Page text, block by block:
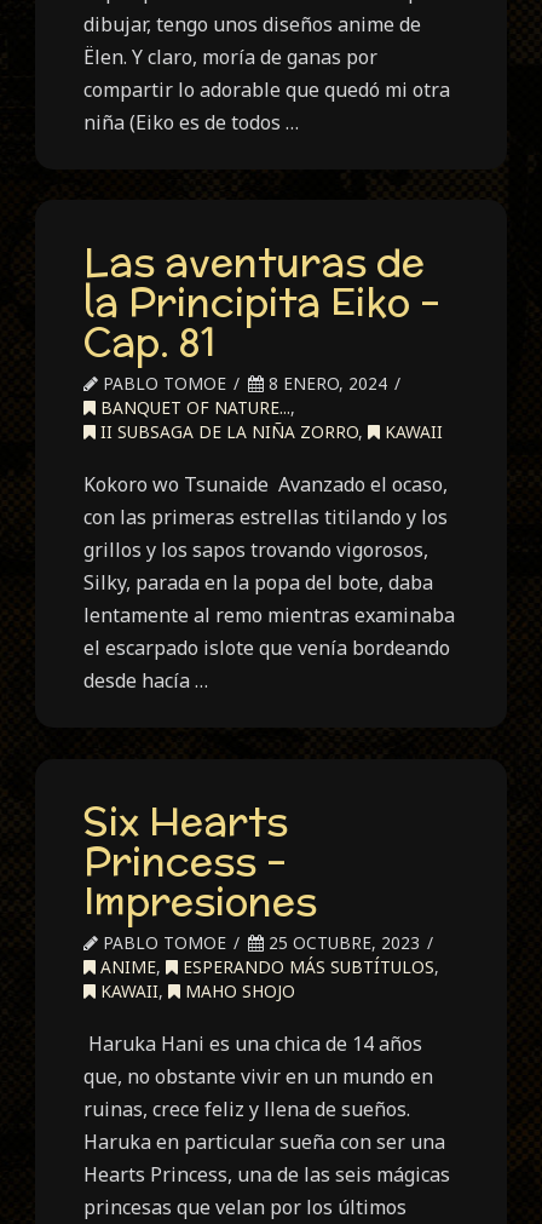
dibujar, tengo unos diseños anime de
Ëlen. Y claro, moría de ganas por
compartir lo adorable que quedó mi otra
niña (Eiko es de todos …
Las aventuras de
la Principita Eiko –
Cap. 81
PABLO TOMOE
8 ENERO, 2024
BANQUET OF NATURE...,
II SUBSAGA DE LA NIÑA ZORRO, KAWAII
Kokoro wo Tsunaide Avanzado el ocaso,
con las primeras estrellas titilando y los
grillos y los sapos trovando vigorosos,
Silky, parada en la popa del bote, daba
lentamente al remo mientras examinaba
el escarpado islote que venía bordeando
desde hacía …
Six Hearts
Princess –
Impresiones
PABLO TOMOE
25 OCTUBRE, 2023
ANIME, ESPERANDO MÁS SUBTÍTULOS,
KAWAII, MAHO SHOJO
Haruka Hani es una chica de 14 años
que, no obstante vivir en un mundo en
ruinas, crece feliz y llena de sueños.
Haruka en particular sueña con ser una
Hearts Princess, una de las seis mágicas
princesas que velan por los últimos